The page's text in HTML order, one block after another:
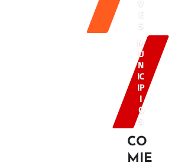
E
S
M
U
N
IC
IP
I
O
S
CO
MIE